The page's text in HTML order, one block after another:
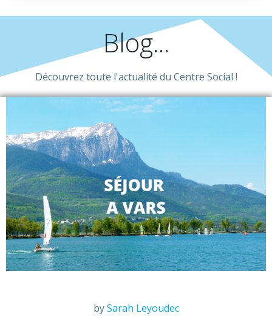
Blog...
Découvrez toute l'actualité du Centre Social !
bySarah Leyoudec